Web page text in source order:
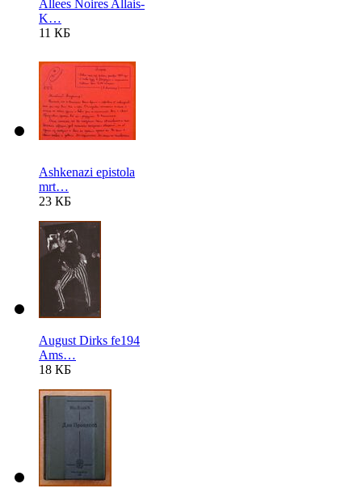
Allees Noires Allais-
K…
11 КБ
Ashkenazi epistola
mrt…
23 КБ
August Dirks fe194
Ams…
18 КБ